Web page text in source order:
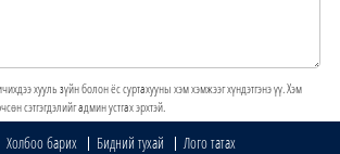
хууль зүйн болон ёс суртахууны хэм хэмжээг хүндэтгэнэ үү. Хэм
сэтгэгдэлийг админ устгах эрхтэй.
Холбоо барих Бидний тухай Лого татах